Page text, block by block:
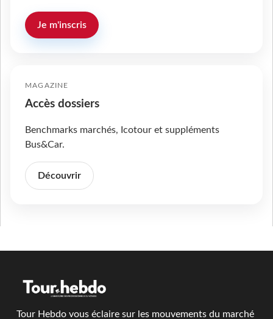
Je m'inscris
MAGAZINE
Accès dossiers
Benchmarks marchés, Icotour et suppléments
Bus&Car.
Découvrir
Tour Hebdo vous éclaire sur les mouvements du marché